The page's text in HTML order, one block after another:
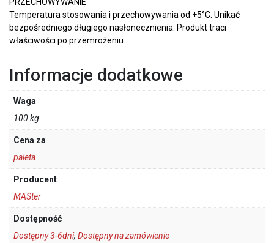
PRZECHOWYWANIE
Temperatura stosowania i przechowywania od +5°C. Unikać
bezpośredniego długiego nasłonecznienia. Produkt traci
właściwości po przemrożeniu.
Informacje dodatkowe
Waga
100 kg
Cena za
paleta
Producent
MASter
Dostępność
Dostępny 3-6dni, Dostępny na zamówienie